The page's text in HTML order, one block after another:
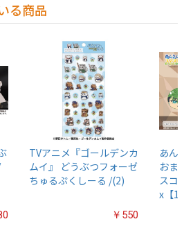
る商品
TVアニメ『ゴールデンカ
ムイ』 どうぶつフォーゼ
ちゅるぷくしーる /(2)
￥550
あんさ
おまん
スコッ
x【